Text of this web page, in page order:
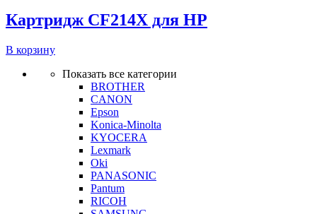
Картридж CF214X для HP
В корзину
Показать все категории
BROTHER
CANON
Epson
Konica-Minolta
KYOCERA
Lexmark
Oki
PANASONIC
Pantum
RICOH